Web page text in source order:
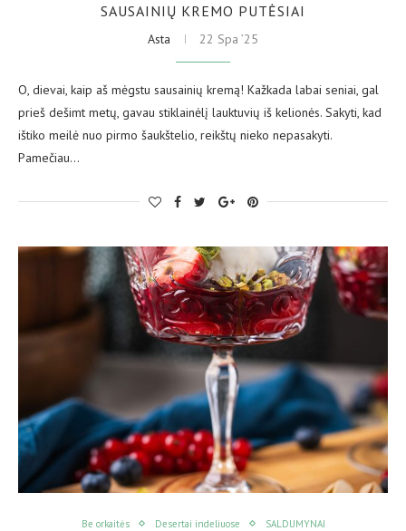
SAUSAINIŲ KREMO PUTĖSIAI
Asta 22 Spa ’25
O, dievai, kaip aš mėgstu sausainių kremą! Kažkada labai seniai, gal
prieš dešimt metų, gavau stiklainėlį lauktuvių iš kelionės. Sakyti, kad
ištiko meilė nuo pirmo šaukštelio, reikštų nieko nepasakyti.
Pamečiau…
Be orkaitės Desertai indeliuose SALDUMYNAI